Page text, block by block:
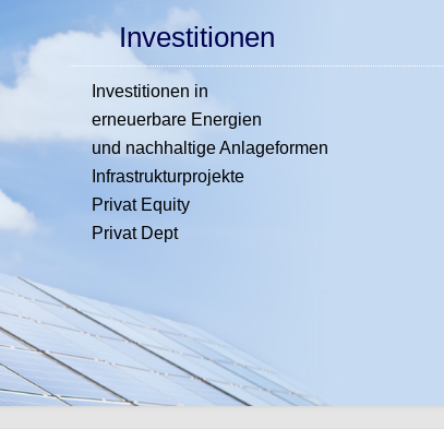
Investitionen
Investitionen in
erneuerbare Energien
und nachhaltige Anlageformen
Infrastrukturprojekte
Privat Equity
Privat Dept